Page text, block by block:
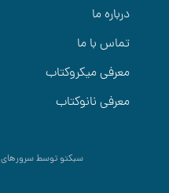
درباره ما
تماس با ما
معرفی میکروکتاب
معرفی نانوکتاب
سبکتو توسط سرورهای